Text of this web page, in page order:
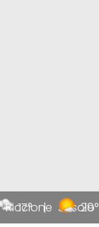
17° Jesolo
Riccione 29°